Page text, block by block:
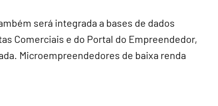
será integrada a bases de dados
Comerciais e do Portal do Empreendedor,
Microempreendedores de baixa renda